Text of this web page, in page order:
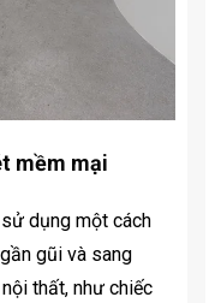
mềm mại
dụng một cách
gũi và sang
thất, như chiếc